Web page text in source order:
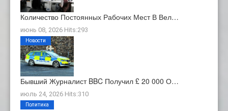
Количество Постоянных Рабочих Мест В Вел…
июнь 08, 2026 Hits:293
Бывший Журналист BBC Получил £ 20 000 О…
июль 24, 2026 Hits:310
Новости
Политика